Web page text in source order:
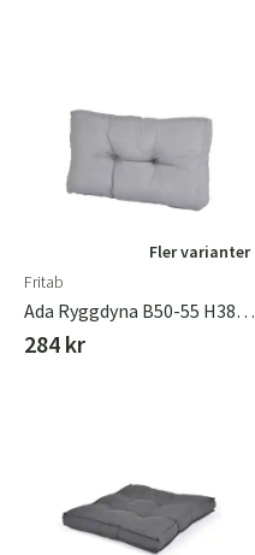
Fler varianter
Fritab
Ada Ryggdyna B50-55 H38 Cm Ljusgrå
284 kr